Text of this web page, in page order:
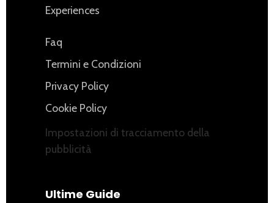
Experiences
Faq
Termini e Condizioni
Privacy Policy
Cookie Policy
Impostazioni di tracciamento della
pubblicità
Ultime Guide